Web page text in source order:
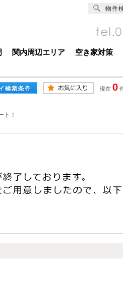
関内周辺エリア 空き家対策
現在 0
ト！
物件